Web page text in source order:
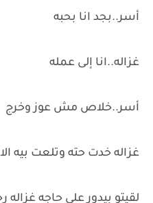
أسر..بجد انا بحبه
غزاله..انا إلى عمله
أسر..خلاص مش عوز وخرج
غزاله خدت حته وتلعت بيه
لقيتو بيدور على حاجه